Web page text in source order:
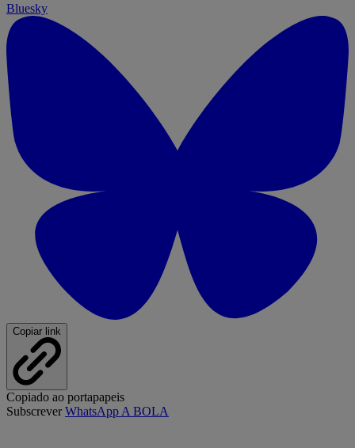
Bluesky
Copiar link
Copiado ao portapapeis
SubscreverWhatsApp A BOLA